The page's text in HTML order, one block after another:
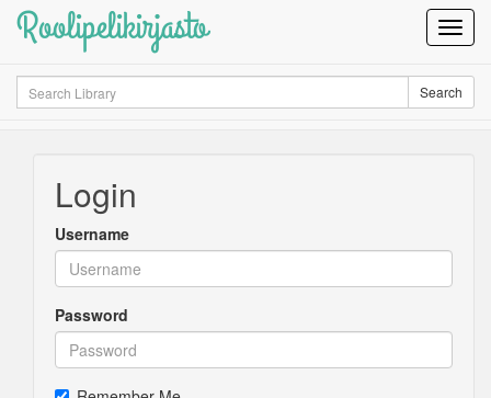
Roolipelikirjasto
Search Search
Login
Username
Password